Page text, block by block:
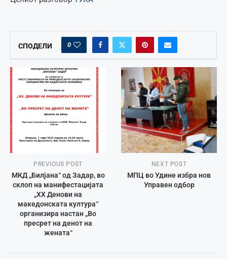
СПОДЕЛИ 0
PREVIOUS POST
МКД „Билјана“ од Задар, во
склоп на манифестацијата
„XX Денови на
македонската култура“
организира настан „Во
пресрет на денот на
жената“
NEXT POST
МПЦ во Удине избра нов
Управен одбор